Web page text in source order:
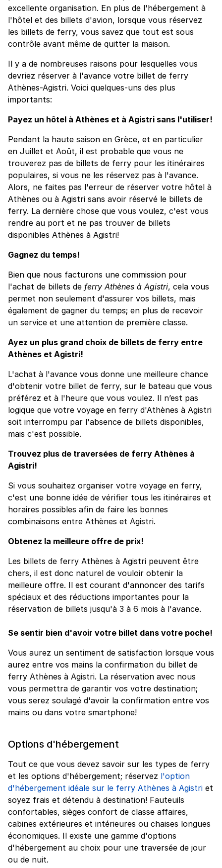
excellente organisation. En plus de l'hébergement à
l'hôtel et des billets d'avion, lorsque vous réservez
les billets de ferry, vous savez que tout est sous
contrôle avant même de quitter la maison.
Il y a de nombreuses raisons pour lesquelles vous
devriez réserver à l'avance votre billet de ferry
Athènes-Agistri. Voici quelques-uns des plus
importants:
Payez un hôtel à Athènes et à Agistri sans l'utiliser!
Pendant la haute saison en Grèce, et en particulier
en Juillet et Août, il est probable que vous ne
trouverez pas de billets de ferry pour les itinéraires
populaires, si vous ne les réservez pas à l'avance.
Alors, ne faites pas l'erreur de réserver votre hôtel à
Athènes ou à Agistri sans avoir réservé le billets de
ferry. La dernière chose que vous voulez, c'est vous
rendre au port et ne pas trouver de billets
disponibles Athènes à Agistri!
Gagnez du temps!
Bien que nous facturons une commission pour
l'achat de billets de ferry Athènes à Agistri, cela vous
permet non seulement d'assurer vos billets, mais
également de gagner du temps; en plus de recevoir
un service et une attention de première classe.
Ayez un plus grand choix de billets de ferry entre
Athènes et Agistri!
L'achat à l'avance vous donne une meilleure chance
d'obtenir votre billet de ferry, sur le bateau que vous
préférez et à l'heure que vous voulez. Il n’est pas
logique que votre voyage en ferry d'Athènes à Agistri
soit interrompu par l'absence de billets disponibles,
mais c'est possible.
Trouvez plus de traversées de ferry Athènes à
Agistri!
Si vous souhaitez organiser votre voyage en ferry,
c'est une bonne idée de vérifier tous les itinéraires et
horaires possibles afin de faire les bonnes
combinaisons entre Athènes et Agistri.
Obtenez la meilleure offre de prix!
Les billets de ferry Athènes à Agistri peuvent être
chers, il est donc naturel de vouloir obtenir la
meilleure offre. Il est courant d'annoncer des tarifs
spéciaux et des réductions importantes pour la
réservation de billets jusqu'à 3 à 6 mois à l'avance.
Se sentir bien d'avoir votre billet dans votre poche!
Vous aurez un sentiment de satisfaction lorsque vous
aurez entre vos mains la confirmation du billet de
ferry Athènes à Agistri. La réservation avec nous
vous permettra de garantir vos votre destination;
vous serez soulagé d'avoir la confirmation entre vos
mains ou dans votre smartphone!
Options d'hébergement
Tout ce que vous devez savoir sur les types de ferry
et les options d'hébergement; réservez l'option
d'hébergement idéale sur le ferry Athènes à Agistri et
soyez frais et détendu à destination! Fauteuils
confortables, sièges confort de classe affaires,
cabines extérieures et intérieures ou chaises longues
économiques. Il existe une gamme d'options
d'hébergement au choix pour une traversée de jour
ou de nuit.